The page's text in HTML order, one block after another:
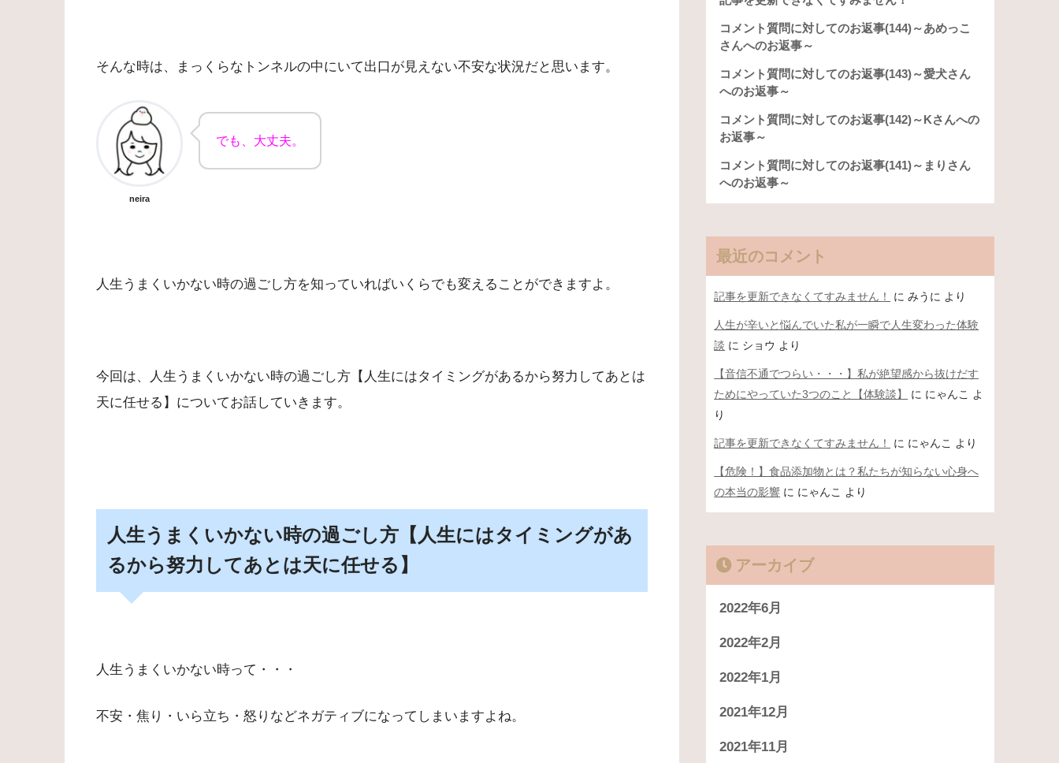
そんな時は、まっくらなトンネルの中にいて出口が見えない不安な状況だと思います。
neira
でも、大丈夫。
人生うまくいかない時の過ごし方を知っていればいくらでも変えることができますよ。
今回は、人生うまくいかない時の過ごし方【人生にはタイミングがあるから努力してあとは
天に任せる】についてお話していきます。
人生うまくいかない時の過ごし方【人生にはタイミングがあ
るから努力してあとは天に任せる】
人生うまくいかない時って・・・
不安・焦り・いら立ち・怒りなどネガティブになってしまいますよね。
コメント質問に対してのお返事(144)～あめっこ
さんへのお返事～
コメント質問に対してのお返事(143)～愛犬さん
へのお返事～
コメント質問に対してのお返事(142)～Kさんへの
お返事～
コメント質問に対してのお返事(141)～まりさん
へのお返事～
最近のコメント
記事を更新できなくてすみません！ にみうに より
人生が辛いと悩んでいた私が一瞬で人生変わった体験
談 に ショウ より
【音信不通でつらい・・・】私が絶望感から抜けだす
ためにやっていた3つのこと【体験談】
に にゃんこ
よ
り
記事を更新できなくてすみません！ に にゃんこ より
【危険！】食品添加物とは？私たちが知らない心身へ
の本当の影響 に にゃんこ より
アーカイブ
2022年6月
2022年2月
2022年1月
2021年12月
2021年11月